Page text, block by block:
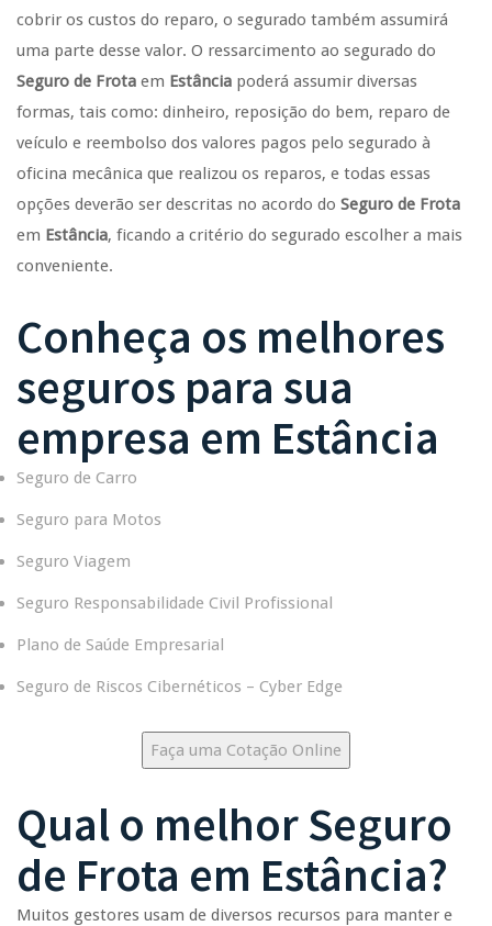
cobrir os custos do reparo, o segurado também assumirá
uma parte desse valor. O ressarcimento ao segurado do
Seguro de Frota em Estância poderá assumir diversas
formas, tais como: dinheiro, reposição do bem, reparo de
veículo e reembolso dos valores pagos pelo segurado à
oficina mecânica que realizou os reparos, e todas essas
opções deverão ser descritas no acordo do Seguro de Frota
em Estância, ficando a critério do segurado escolher a mais
conveniente.
Conheça os melhores
seguros para sua
empresa em Estância
Seguro de Carro
Seguro para Motos
Seguro Viagem
Seguro Responsabilidade Civil Profissional
Plano de Saúde Empresarial
Seguro de Riscos Cibernéticos – Cyber Edge
Faça uma Cotação Online
Qual o melhorSeguro
de Frota em Estância?
Muitos gestores usam de diversos recursos para manter e